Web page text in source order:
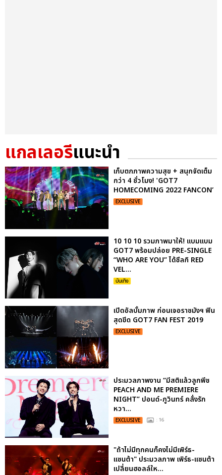
แกลเลอรีแนะนำ
เก็บตกภาพความสุข + สนุกจัดเต็ม
กว่า 4 ชั่วโมง! 'GOT7
HOMECOMING 2022 FANCON’
EXCLUSIVE
10 10 10 รวมภาพมาให้! แบมแบม
GOT7 พร้อมปล่อย PRE-SINGLE
“WHO ARE YOU” ได้ซึลกิ RED
VEL...
บันเทิง
เปิดอัลบั้มภาพ ก่อนเจอราชมังฯ ฟิน
สุดขีด GOT7 FAN FEST 2019
EXCLUSIVE
ประมวลภาพงาน “มีสติแล้วลูกพีช
PEACH AND ME PREMIERE
NIGHT” ปอนด์-ภูวินทร์ คลั่งรัก
หวา...
EXCLUSIVE : 16
"ถ้าไม่มีทุกคนก็คงไม่มีเพิร์ธ-
แซนต้า" ประมวลภาพ เพิร์ธ-แซนต้า
เปลี่ยนฮอลล์ให...